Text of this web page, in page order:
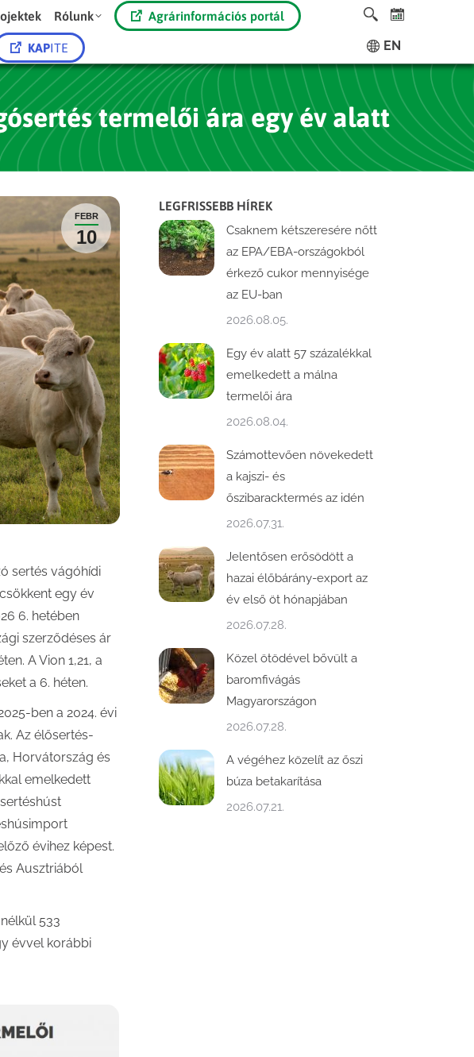
Rólunk Agrárinformációs portál
KAPITE EN
termelői ára egy év alatt
FEBR
10
sertés vágóhídi
egy év
6. hetében
szerződéses ár
A Vion 1,21, a
a 6. héten.
ben a 2024. évi
Az élősertés-
Horvátország és
emelkedett
évihez képest.
Ausztriából
533
évvel korábbi
LEGFRISSEBB HÍREK
Csaknem kétszeresére nőtt
az EPA/EBA-országokból
érkező cukor mennyisége
az EU-ban
2026.08.05.
Egy év alatt 57 százalékkal
emelkedett a málna
termelői ára
2026.08.04.
Számottevően növekedett
a kajszi- és
őszibaracktermés az idén
2026.07.31.
Jelentősen erősödött a
hazai élőbárány-export az
év első öt hónapjában
2026.07.28.
Közel ötödével bővült a
baromfivágás
Magyarországon
2026.07.28.
A végéhez közelít az őszi
búza betakarítása
2026.07.21.